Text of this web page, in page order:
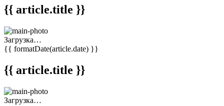
{{ article.title }}
Загрузка…
{{ formatDate(article.date) }}
{{ article.title }}
Загрузка…